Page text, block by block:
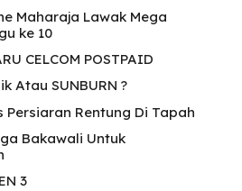
Maharaja Lawak Mega
ke 10
CELCOM POSTPAID
Atau SUNBURN ?
Persiaran Rentung Di Tapah
Bakawali Untuk
3